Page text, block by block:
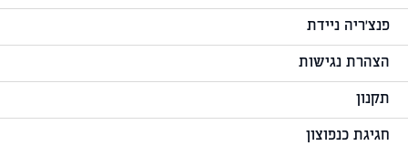
פנצ'ריה ניידת
הצהרת נגישות
תקנון
חגיגת כנפוצון